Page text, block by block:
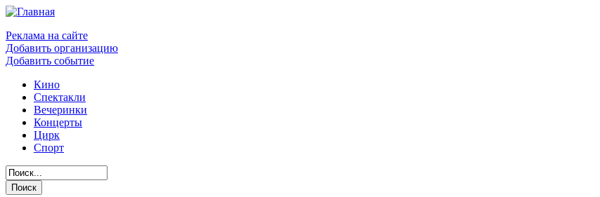
Реклама на сайте
Добавить организацию
Добавить событие
Кино
Спектакли
Вечеринки
Концерты
Цирк
Спорт